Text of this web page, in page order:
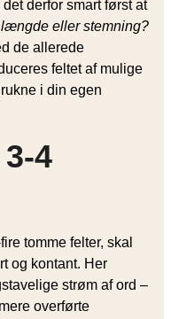
derfor smart først at
eller stemning?
de allerede
feltet af mulige
i din egen
4
tomme felter, skal
og kontant. Her
strøm af ord –
overførte